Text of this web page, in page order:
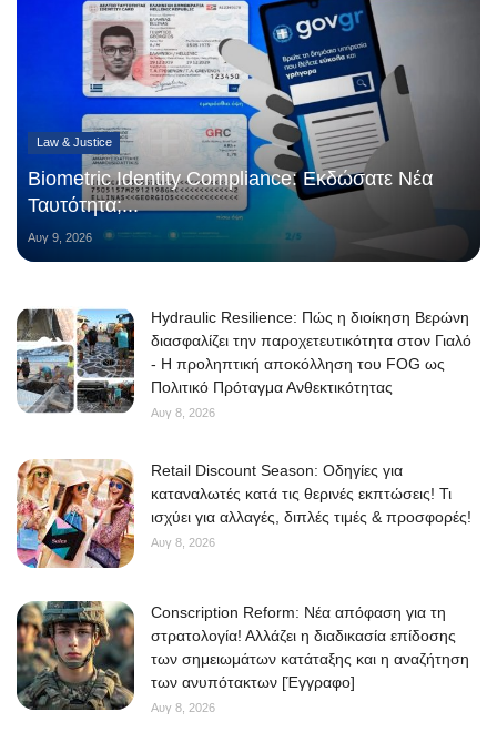
Law & Justice
Biometric Identity Compliance: Εκδώσατε Νέα
Ταυτότητα;...
Αυγ 9, 2026
Hydraulic Resilience: Πώς η διοίκηση Βερώνη
διασφαλίζει την παροχετευτικότητα στον Γιαλό
- Η προληπτική αποκόλληση του FOG ως
Πολιτικό Πρόταγμα Ανθεκτικότητας
Αυγ 8, 2026
Retail Discount Season: Οδηγίες για
καταναλωτές κατά τις θερινές εκπτώσεις! Τι
ισχύει για αλλαγές, διπλές τιμές & προσφορές!
Αυγ 8, 2026
Conscription Reform: Νέα απόφαση για τη
στρατολογία! Αλλάζει η διαδικασία επίδοσης
των σημειωμάτων κατάταξης και η αναζήτηση
των ανυπότακτων [Έγγραφο]
Αυγ 8, 2026